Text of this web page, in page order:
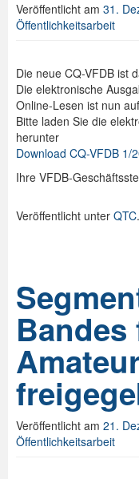
Veröffentlicht am 31.
Öffentlichkeitsarbeit
Die neue CQ-VFDB ist
Die elektronische
Online-Lesen ist nun
Bitte laden Sie die
herunter
Download CQ-VFDB 1/
Ihre VFDB-
Veröffentlicht unter QTC.
Veröffentlicht am 21.
Öffentlichkeitsarbeit